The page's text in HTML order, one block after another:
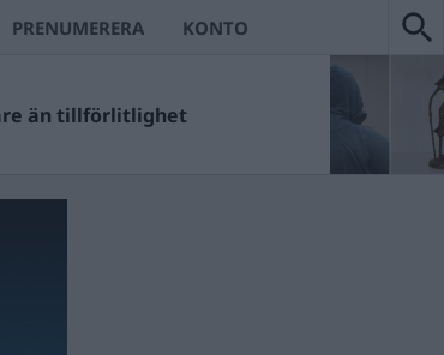
PRENUMERERA KONTO
än tillförlitlighet